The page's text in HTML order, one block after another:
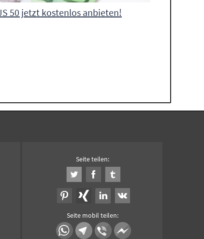
50 jetzt kostenlos anbieten!
Seite teilen:
Seite mobil teilen: